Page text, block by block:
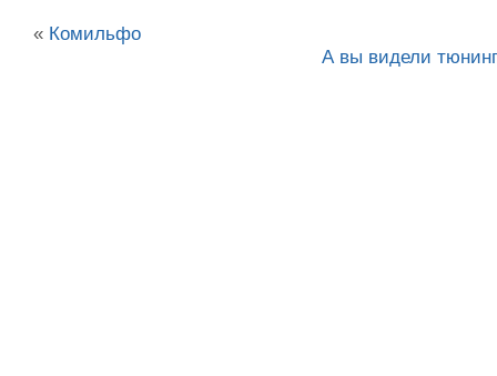
« Комильфо
А вы видели